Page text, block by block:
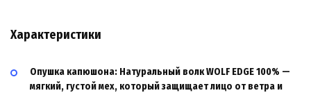
Характеристики
Опушка капюшона: Натуральный волк WOLF EDGE100% —
мягкий, густой мех, который защищает лицо от ветра и